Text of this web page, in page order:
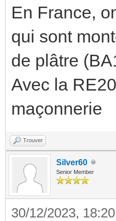
En France,
qui sont
de plâtre
Avec la
maçonnerie
Trouver
Silver60
Senior Member
30/12/2023,